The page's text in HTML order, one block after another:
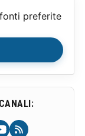
preferite